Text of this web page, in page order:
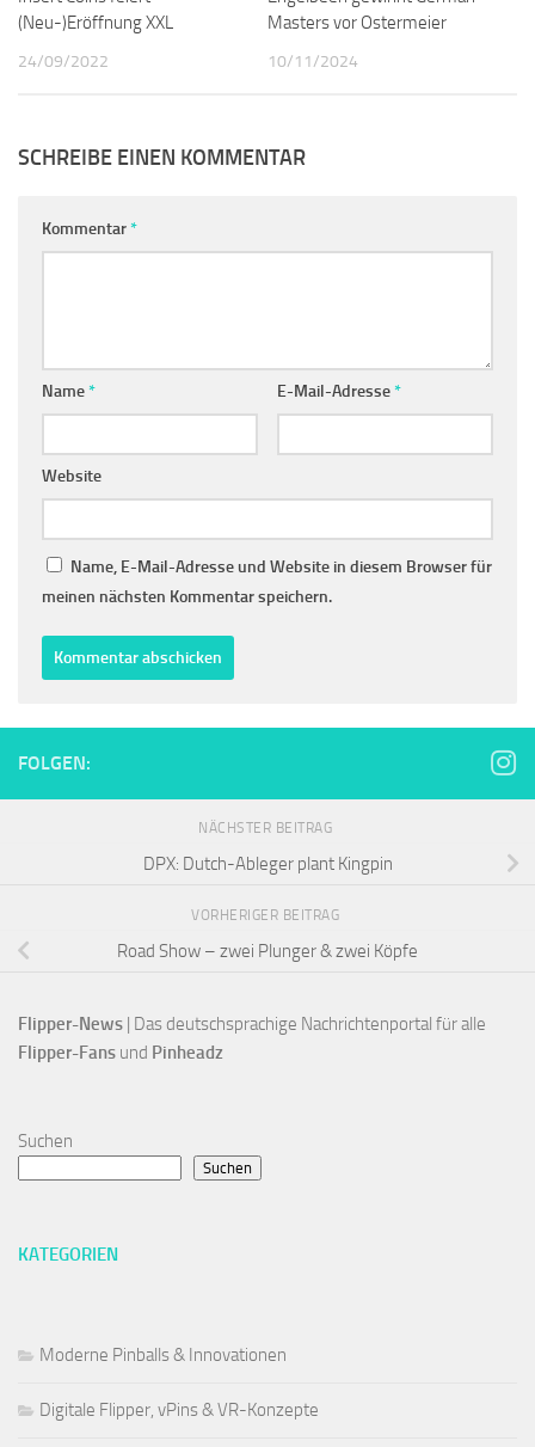
(Neu-)Eröffnung XXL
24/09/2022
Masters vor Ostermeier
10/11/2024
SCHREIBE EINEN KOMMENTAR
Kommentar*
Name* E-Mail-Adresse*
Website
Name, E-Mail-Adresse und Website in diesem Browser für
meinen nächsten Kommentar speichern.
FOLGEN:
NÄCHSTER BEITRAG
DPX: Dutch-Ableger plant Kingpin
VORHERIGER BEITRAG
Road Show – zwei Plunger & zwei Köpfe
Flipper-News | Das deutschsprachige Nachrichtenportal für alle
Flipper-Fans und Pinheadz
Suchen
Suchen
KATEGORIEN
Moderne Pinballs & Innovationen
Digitale Flipper, vPins & VR-Konzepte